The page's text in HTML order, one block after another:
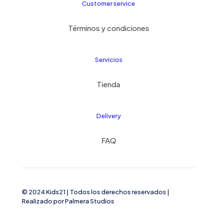
Customer service
Términos y condiciones
Servicios
Tienda
Delivery
FAQ
© 2024 Kids21 | Todos los derechos reservados |
Realizado porPalmera Studios